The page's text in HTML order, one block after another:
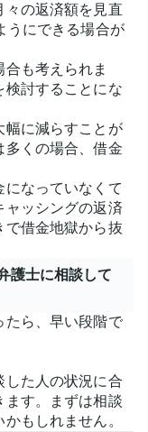
々の返済額を見直
うにできる場合が
も考えられま
検討することにな
幅に減らすことが
多くの場合、借金
なっていなくて
ャッシングの返済
で借金地獄から抜
護士に相談して
たら、早い段階で
した人の状況に合
ます。まずは相談
もしれません。